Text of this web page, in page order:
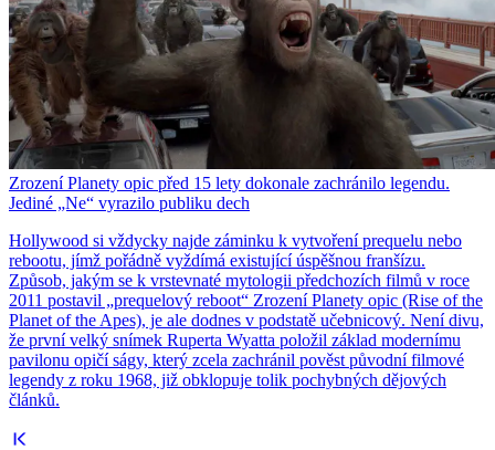
Zrození Planety opic před 15 lety dokonale zachránilo legendu.
Jediné „Ne“ vyrazilo publiku dech
Hollywood si vždycky najde záminku k vytvoření prequelu nebo
rebootu, jímž pořádně vyždímá existující úspěšnou franšízu.
Způsob, jakým se k vrstevnaté mytologii předchozích filmů v roce
2011 postavil „prequelový reboot“ Zrození Planety opic (Rise of the
Planet of the Apes), je ale dodnes v podstatě učebnicový. Není divu,
že první velký snímek Ruperta Wyatta položil základ modernímu
pavilonu opičí ságy, který zcela zachránil pověst původní filmové
legendy z roku 1968, již obklopuje tolik pochybných dějových
článků.